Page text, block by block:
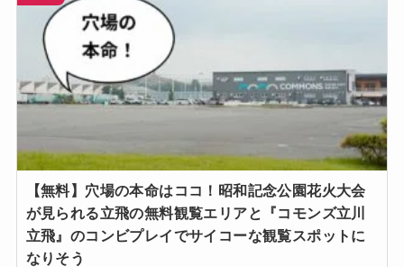
【無料】穴場の本命はココ！昭和記念公園花火大会
が見られる立飛の無料観覧エリアと『コモンズ立川
立飛』のコンビプレイでサイコーな観覧スポットに
なりそう